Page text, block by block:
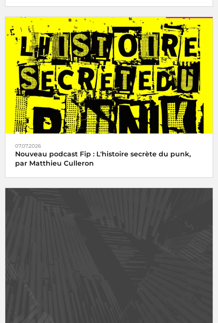
07.07.2026
Nouveau podcast Fip : L'histoire secrète du punk,
par Matthieu Culleron